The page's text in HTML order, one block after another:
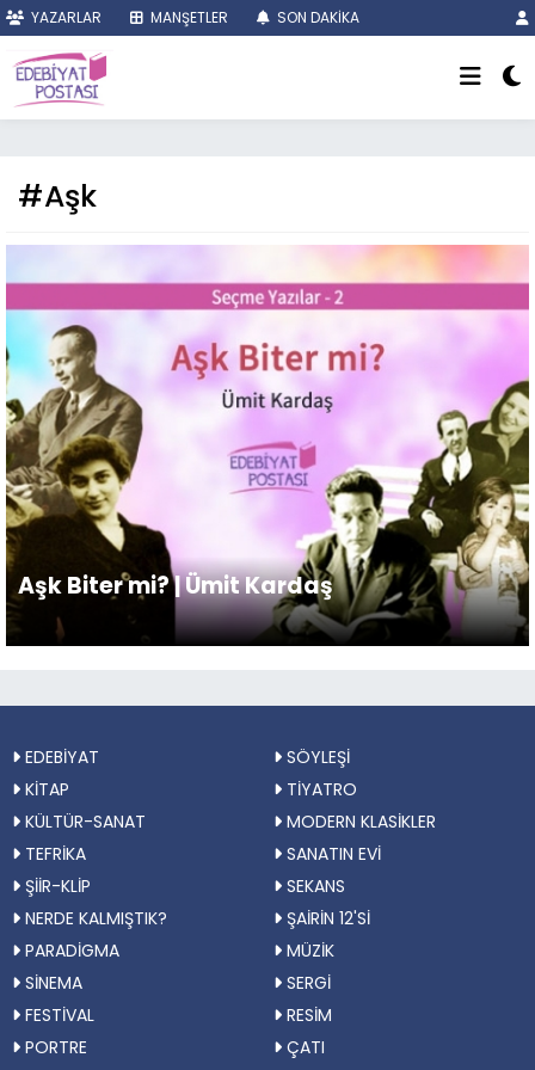
YAZARLAR MANŞETLER SON DAKİKA
#Aşk
Aşk Biter mi? | Ümit Kardaş
EDEBİYAT
SÖYLEŞİ
KİTAP
TİYATRO
KÜLTÜR-SANAT
MODERN KLASİKLER
TEFRİKA
SANATIN EVİ
ŞİİR-KLİP
SEKANS
NERDE KALMIŞTIK?
ŞAİRİN 12'Sİ
PARADİGMA
MÜZİK
SİNEMA
SERGİ
FESTİVAL
RESİM
PORTRE
ÇATI